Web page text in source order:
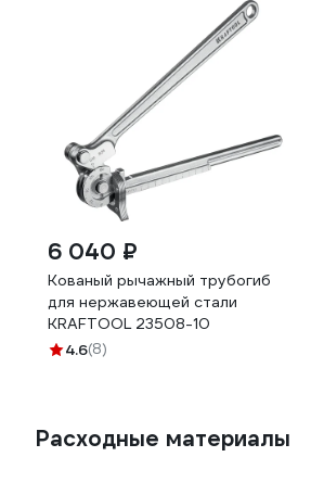
6 040 ₽
Кованый рычажный трубогиб
для нержавеющей стали
KRAFTOOL 23508-10
4.6(8)
Расходные материалы